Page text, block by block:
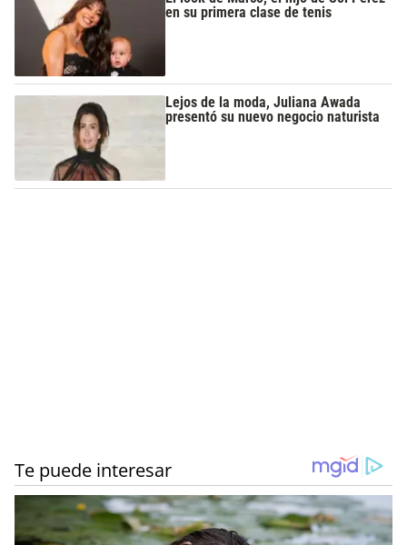
en su primera clase de tenis
Lejos de la moda, Juliana Awada
presentó su nuevo negocio naturista